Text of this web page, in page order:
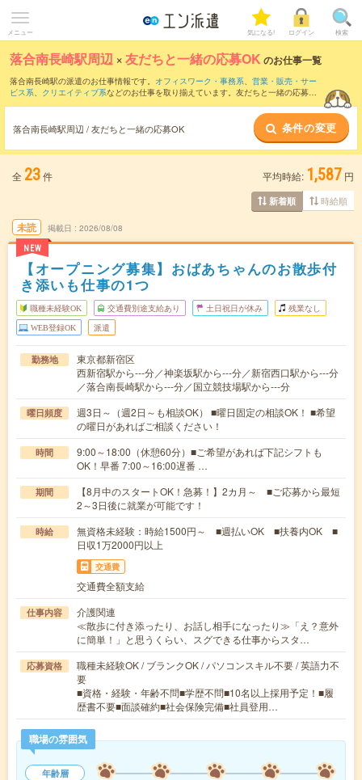
メニュー 気になる! ログイン 検索
落合南長崎駅周辺 ×友だちと一緒の応募OK のお仕事一覧
落合南長崎駅の派遣のお仕事情報です。 オフィスワーク・事務系、 営業・販売・サー
ビス系、 クリエイティブ系などのお仕事を取り揃えています。友だちと一緒の応募OK
落合南長崎駅周辺 / 友だちと一緒の応募OK 条件の変更
全 23件 平均時給: 1,587 円
新着順 時給順
未読
NEW
掲載日 2026/08/08
【オープニング募集】おばあちゃんのお散歩付
き添いも仕事の1つ
職種未経験OK 交通費別途支給あり 土日祝日が休み 残業なし
WEB登録OK 派遣
勤務地
東京都新宿区
西新宿駅から---分／神楽坂駅から---分／新宿西口駅から---分
／落合南長崎駅から---分／国立競技場駅から---分
曜日頻度
週3日～（週2日～も相談OK） ■曜日固定の相談OK！ ■希望
の曜日があればご相談ください！
時間
9:00～18:00（休憩60分）■ご希望があれば下記シフトも
OK！早番 7:00～16:00遅番 …
期間
【8月中のスタートOK！急募！】2カ月～ ■ご応募から最短
2～3日後に就業が可能です！
時給
無資格未経験：時給1500円～ ■週払いOK ■扶養内OK ■
日収1万2000円以上
交通費
交通費全額支給
仕事内容
介護関連
≪散歩に付き添ったり、お話し相手になったり≫「え？意外
に簡単！」と思うくらい、スグできる仕事からスタ…
応募資格
職種未経験OK / ブランクOK / パソコンスキル不要 / 英語力不
要
■資格・経験・年齢不問■学歴不問■10名以上採用予定！■履
歴書不要■面談確約■社会保険完備■社員登用…
職場の雰囲気
年齢層